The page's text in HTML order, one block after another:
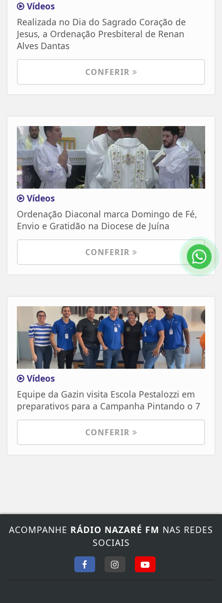
Vídeos
Realizada no Dia do Sagrado Coração de
Jesus, a Ordenação Presbiteral de Renan
Alves Dantas
CONFERIR
Vídeos
Ordenação Diaconal marca Domingo de Fé,
Envio e Gratidão na Diocese de Juína
CONFERIR
Vídeos
Equipe da Gazin visita Escola Pestalozzi em
preparativos para a Campanha Pintando o 7
CONFERIR
ACOMPANHE RÁDIO NAZARÉ FM NAS REDES
SOCIAIS